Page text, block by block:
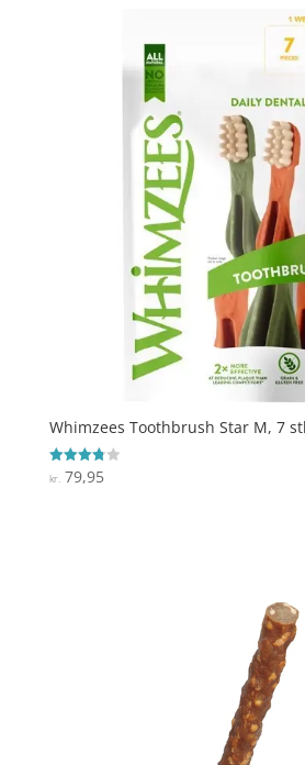
Whimzees Toothbrush Star M, 7
Vurderet
3.8
kr.79,95